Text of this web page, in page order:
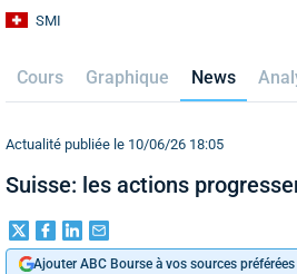
SMI
Cours Graphique News
Actualité publiée le 10/06/26 18:05
Suisse: les actions
Ajouter ABC Bourse à vos sources préférées